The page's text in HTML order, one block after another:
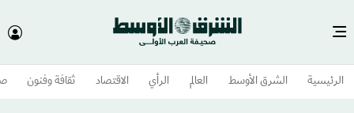
الرئيسية الشرق الأوسط​ العالم الرأي الاقتصاد ثقافة وفنون